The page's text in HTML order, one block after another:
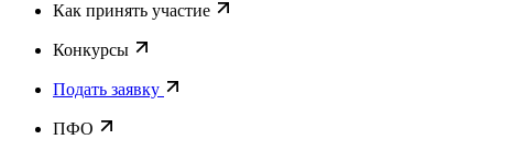
Как принять участие
Конкурсы
Подать заявку
ПФО